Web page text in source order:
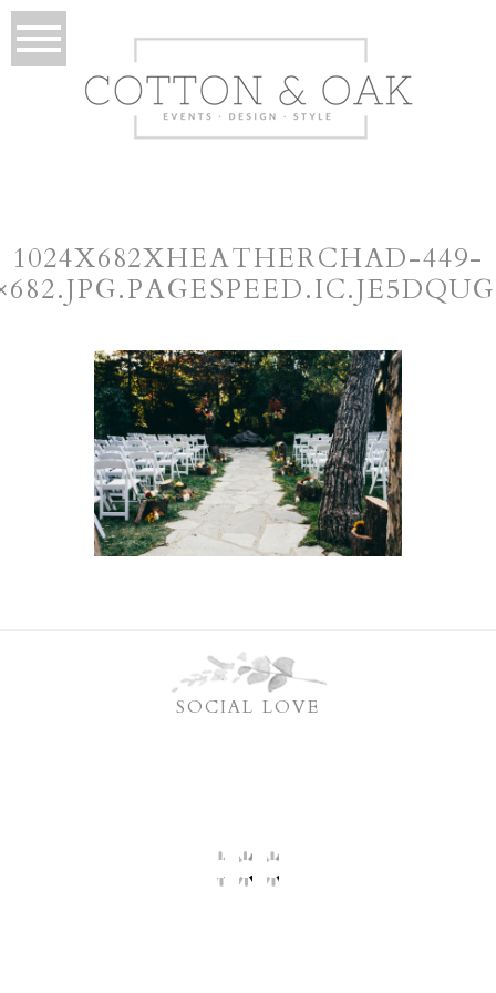
1024X682XHEATHERCHAD-449-
SOCIAL LOVE